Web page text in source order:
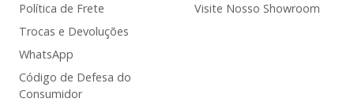
Política de Frete
Trocas e Devoluções
WhatsApp
Código de Defesa do
Consumidor
Visite Nosso Showroom